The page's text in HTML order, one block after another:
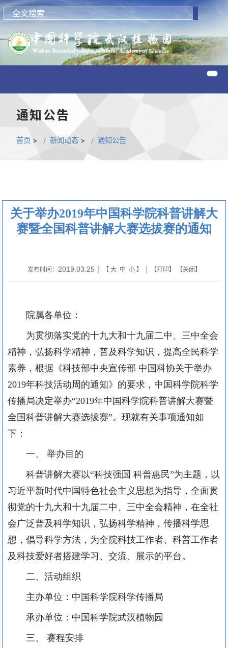
通知公告
首页 > 新闻动态 > 通知公告
关于举办2019年中国科学院科普讲解大
赛暨全国科普讲解大赛选拔赛的通知
发布时间： 2019.03.25 | 【 大 中 小】 | 【打印】 【关闭】
院属各单位：
为贯彻落实党的十九大和十九届二中、三中全会
精神，弘扬科学精神，普及科学知识，提高全民科学
素养，根据《科技部中央宣传部 中国科协关于举办
2019年科技活动周的通知》的要求，中国科学院科学
传播局决定举办“2019年中国科学院科普讲解大赛暨
全国科普讲解大赛选拔赛”。现就有关事项通知如
下：
一、 举办目的
科普讲解大赛以“科技强国 科普惠民”为主题，以
习近平新时代中国特色社会主义思想为指导，全面贯
彻党的十九大和十九届二中、三中全会精神，在全社
会广泛普及科学知识，弘扬科学精神，传播科学思
想，倡导科学方法，为全院科技工作者、科普工作者
及科技爱好者搭建学习、交流、展示的平台。
二、活动组织
主办单位：中国科学院科学传播局
承办单位：中国科学院武汉植物园
三、 赛程安排